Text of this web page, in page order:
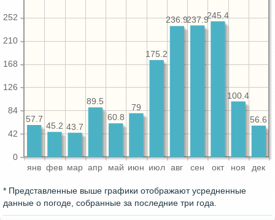
янв фев мар апр май июн июл авг сен окт ноя дек
0
42
84
126
168
210
252
56.6
100.4
245.4
237.9
236.9
175.2
79
60.8
89.5
43.7
45.2
57.7
* Представленные выше графики отображают усредненные
данные о погоде, собранные за последние три года.